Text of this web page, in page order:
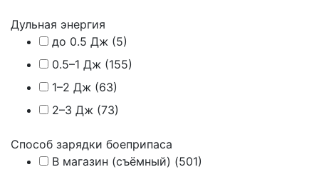
Дульная энергия
до 0.5 Дж (5)
0.5–1 Дж (155)
1–2 Дж (63)
2–3 Дж (73)
Способ зарядки боеприпаса
В магазин (съёмный) (501)